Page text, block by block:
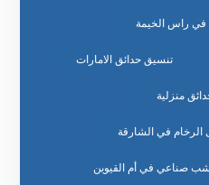
في راس الخيمة
تنسيق حدائق الامارات
منزلية
الرخام في الشارقة
صناعي في أم القيوين